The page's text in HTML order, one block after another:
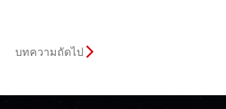
บทความถัดไป